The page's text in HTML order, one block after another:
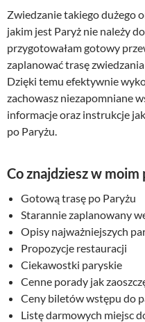
Zwiedzanie takiego dużego
jakim jest Paryż nie należy
przygotowałam gotowy
zaplanować trasę
Dzięki temu efektywnie
zachowasz niezapomniane
informacje oraz instrukcje
po Paryżu.
Co znajdziesz w
Gotową trasę po Paryżu
Starannie zaplanowany
Opisy najważniejszych
Propozycje restauracji
Ciekawostki paryskie
Cenne porady jak
Ceny biletów wstępu do
Listę darmowych miejsc